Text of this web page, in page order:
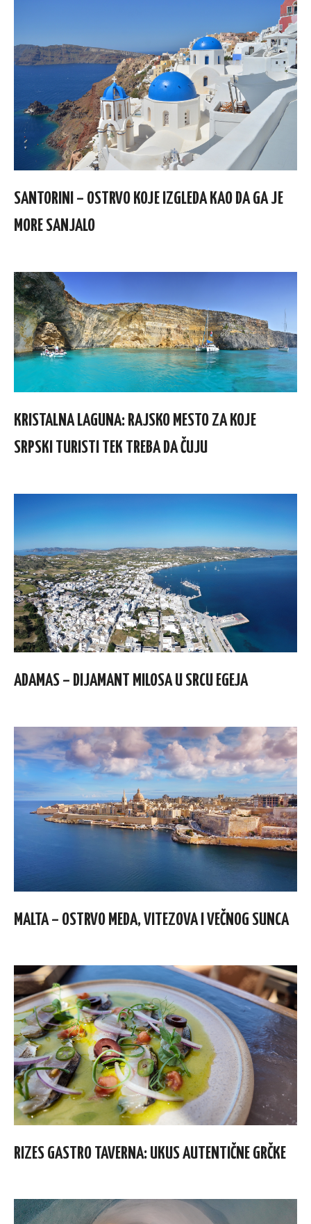
SANTORINI – OSTRVO KOJE IZGLEDA KAO DA GA JE
MORE SANJALO
KRISTALNA LAGUNA: RAJSKO MESTO ZA KOJE
SRPSKI TURISTI TEK TREBA DA ČUJU
ADAMAS – DIJAMANT MILOSA U SRCU EGEJA
MALTA – OSTRVO MEDA, VITEZOVA I VEČNOG SUNCA
RIZES GASTRO TAVERNA: UKUS AUTENTIČNE GRČKE